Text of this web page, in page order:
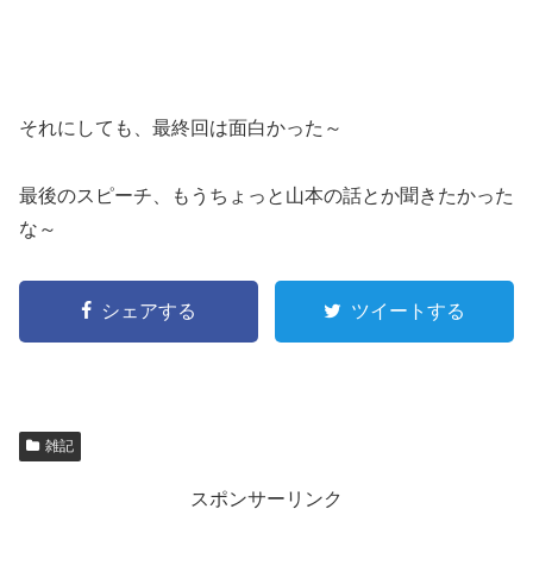
それにしても、最終回は面白かった～
最後のスピーチ、もうちょっと山本の話とか聞きたかった
な～
シェアする ツイートする
雑記
スポンサーリンク